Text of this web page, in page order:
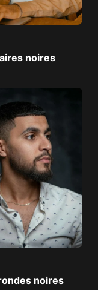
noires
noires